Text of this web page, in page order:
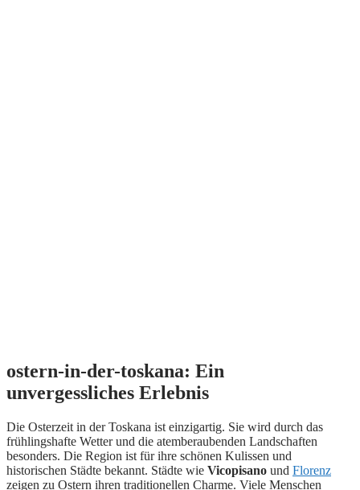
ostern-in-der-toskana: Ein
unvergessliches Erlebnis
Die Osterzeit in der Toskana ist einzigartig. Sie wird durch das
frühlingshafte Wetter und die atemberaubenden Landschaften
besonders. Die Region ist für ihre schönen Kulissen und
historischen Städte bekannt. Städte wie Vicopisano und Florenz
zeigen zu Ostern ihren traditionellen Charme. Viele Menschen